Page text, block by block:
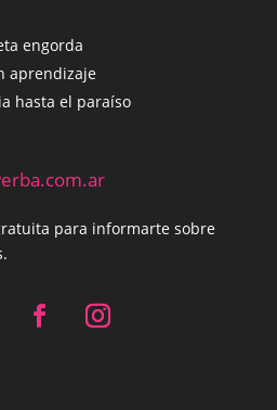
engorda
aprendizaje
hasta el paraíso
para informarte sobre